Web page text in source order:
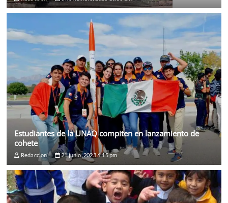
Estudiantes de la UNAQ compiten en lanzamiento de
cohete
Redaccion 21 junio, 2023 6:15 pm